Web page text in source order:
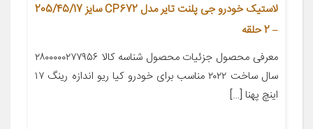
لاستیک خودرو جی پلنت تایر مدل CP672 سایز 205/45/17
– 2 حلقه
معرفی محصول جزئیات محصول شناسه کالا ۲۸۰۰۰۰۰۲۷۷۹۵۶
سال ساخت ۲۰۲۲ مناسب برای خودرو کیا ریو اندازه رینگ ۱۷
اینچ پهنا […]